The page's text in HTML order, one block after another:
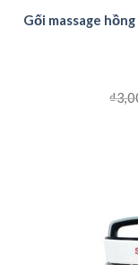
Gối massage
₫